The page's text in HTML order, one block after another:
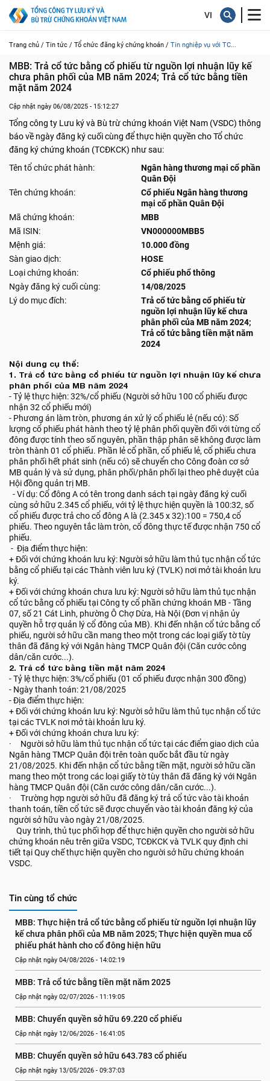
Trang chủ / Tin tức / Tổ chức đăng ký chứng khoán / Tin nghiệp vụ với TC...
MBB: Trả cổ tức bằng cổ phiếu từ nguồn lợi nhuận lũy kế
chưa phân phối của MB năm 2024; Trả cổ tức bằng tiền
mặt năm 2024
Cập nhật ngày 06/08/2025 - 15:12:27
Tổng công ty Lưu ký và Bù trừ chứng khoán Việt Nam (VSDC) thông
báo về ngày đăng ký cuối cùng để thực hiện quyền cho Tổ chức
đăng ký chứng khoán (TCĐKCK) như sau:
Tên tổ chức phát hành:
Ngân hàng thương mại cổ phần
Quân Đội
Tên chứng khoán:
Cổ phiếu Ngân hàng thương
mại cổ phần Quân Đội
Mã chứng khoán:
MBB
Mã ISIN:
VN000000MBB5
Mệnh giá:
10.000 đồng
Sàn giao dịch:
HOSE
Loại chứng khoán:
Cổ phiếu phổ thông
Ngày đăng ký cuối cùng:
14/08/2025
Lý do mục đích:
Trả cổ tức bằng cổ phiếu từ
nguồn lợi nhuận lũy kế chưa
phân phối của MB năm 2024;
Trả cổ tức bằng tiền mặt năm
2024
Nội dung cụ thể:
1. Trả cổ tức bằng cổ phiếu từ nguồn lợi nhuận lũy kế chưa
phân phối của MB năm 2024
- Tỷ lệ thực hiện: 32%/cổ phiếu (Người sở hữu 100 cổ phiếu được
nhận 32 cổ phiếu mới)
- Phương án làm tròn, phương án xử lý cổ phiếu lẻ (nếu có): Số
lượng cổ phiếu phát hành theo tỷ lệ phân phối quyền đối với từng cổ
đông được tính theo số nguyên, phần thập phân sẽ không được làm
tròn thành 01 cổ phiếu. Phần lẻ cổ phần, cổ phiếu lẻ, cổ phiếu chưa
phân phối hết phát sinh (nếu có) sẽ chuyển cho Công đoàn cơ sở
MB quản lý và sử dụng, phân phối/phân phối lại theo phê duyệt của
Hội đồng quản trị MB.
- Ví dụ: Cổ đông A có tên trong danh sách tại ngày đăng ký cuối
cùng sở hữu 2.345 cổ phiếu, với tỷ lệ thực hiện quyền là 100:32, số
cổ phiếu được trả cho cổ đông A là (2.345 x 32):100 = 750,4 cổ
phiếu. Theo nguyên tắc làm tròn, cổ đông thực tế được nhận 750 cổ
phiếu.
- Địa điểm thực hiện:
+ Đối với chứng khoán lưu ký: Người sở hữu làm thủ tục nhận cổ tức
bằng cổ phiếu tại các Thành viên lưu ký (TVLK) nơi mở tài khoản lưu
ký.
+ Đối với chứng khoán chưa lưu ký: Người sở hữu làm thủ tục nhận
cổ tức bằng cổ phiếu tại Công ty cổ phần chứng khoán MB - Tầng
07, số 21 Cát Linh, phường Ô Chợ Dừa, Hà Nội (Đơn vị nhận ủy
quyền hỗ trợ quản lý cổ đông của MB). Khi đến nhận cổ tức bằng cổ
phiếu, người sở hữu cần mang theo một trong các loại giấy tờ tùy
thân đã đăng ký với Ngân hàng TMCP Quân đội (Căn cước công
dân/căn cước...).
2. Trả cổ tức bằng tiền mặt năm 2024
- Tỷ lệ thực hiện: 3%/cổ phiếu (01 cổ phiếu được nhận 300 đồng)
- Ngày thanh toán: 21/08/2025
- Địa điểm thực hiện:
+ Đối với chứng khoán lưu ký: Người sở hữu làm thủ tục nhận cổ tức
tại các TVLK nơi mở tài khoản lưu ký.
+ Đối với chứng khoán chưa lưu ký:
· Người sở hữu làm thủ tục nhận cổ tức tại các điểm giao dịch của
Ngân hàng TMCP Quân đội trên toàn quốc bắt đầu từ ngày
21/08/2025. Khi đến nhận cổ tức bằng tiền mặt, người sở hữu cần
mang theo một trong các loại giấy tờ tùy thân đã đăng ký với Ngân
hàng TMCP Quân đội (Căn cước công dân/căn cước...).
· Trường hợp người sở hữu đã đăng ký trả cổ tức vào tài khoản
thanh toán, tiền cổ tức sẽ được chuyển vào tài khoản đăng ký của
người sở hữu vào ngày 21/08/2025.
Quy trình, thủ tục phối hợp để thực hiện quyền cho người sở hữu
chứng khoán nêu trên giữa VSDC, TCĐKCK và TVLK quy định chi
tiết tại Quy chế thực hiện quyền cho người sở hữu chứng khoán
VSDC.
Tin cùng tổ chức
MBB: Thực hiện trả cổ tức bằng cổ phiếu từ nguồn lợi nhuận lũy
kế chưa phân phối của MB năm 2025; Thực hiện quyền mua cổ
phiếu phát hành cho cổ đông hiện hữu
Cập nhật ngày 04/08/2026 - 14:02:19
MBB: Trả cổ tức bằng tiền mặt năm 2025
Cập nhật ngày 02/07/2026 - 11:19:05
MBB: Chuyển quyền sở hữu 69.220 cổ phiếu
Cập nhật ngày 12/06/2026 - 16:41:05
MBB: Chuyển quyền sở hữu 643.783 cổ phiếu
Cập nhật ngày 13/05/2026 - 09:37:03